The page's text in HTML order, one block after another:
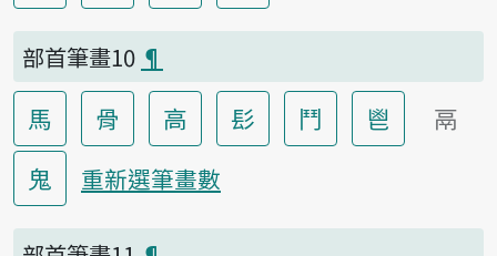
部首筆畫10 ¶
馬 骨 高 髟 鬥 鬯
鬲
鬼
重新選筆畫數